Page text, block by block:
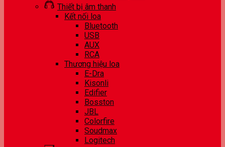
Thiết bị âm thanh
Kết nối loa
Bluetooth
USB
AUX
RCA
Thương hiệu loa
E-Dra
Kisonli
Edifier
Bosston
JBL
Colorfire
Soudmax
Logitech